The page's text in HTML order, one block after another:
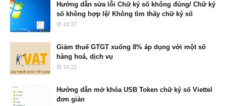
Hướng dẫn sửa lỗi Chữ ký số không đúng/ Chữ ký
số không hợp lệ/ Không tìm thấy chữ ký số
10:37
Giảm thuế GTGT xuống 8% áp dụng với một số
hàng hoá, dịch vụ
14:22
Hướng dẫn mở khóa USB Token chữ ký số Viettel
đơn giản